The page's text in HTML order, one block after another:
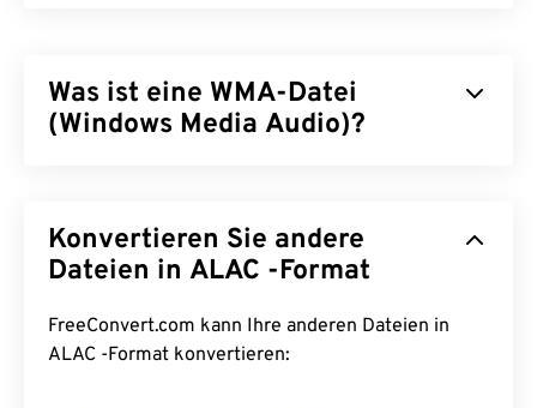
Was ist eine WMA-Datei
(Windows Media Audio)?
zum MP3-Dateiformat. WMA ist sowohl ein Audio-
Codec als auch ein Audioformat. Seit seiner
weiterentwickelt und mehrere aktualisierte
Versionen hervorgebracht:WMA Pro
Konvertieren Sie andere
Dateien in ALAC -Format
FreeConvert.com kann Ihre anderen Dateien in
ALAC -Format konvertieren: